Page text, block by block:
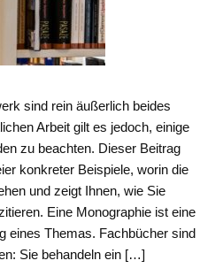
sind rein äußerlich beides
Arbeit gilt es jedoch, einige
zu beachten. Dieser Beitrag
konkreter Beispiele, worin die
und zeigt Ihnen, wie Sie
Eine Monographie ist eine
eines Themas. Fachbücher sind
Sie behandeln ein […]